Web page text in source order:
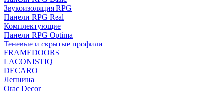
Звукоизоляция RPG
Панели RPG Real
Комплектующие
Панели RPG Optima
Теневые и скрытые профили
FRAMEDOORS
LACONISTIQ
DECARO
Лепнина
Orac Decor